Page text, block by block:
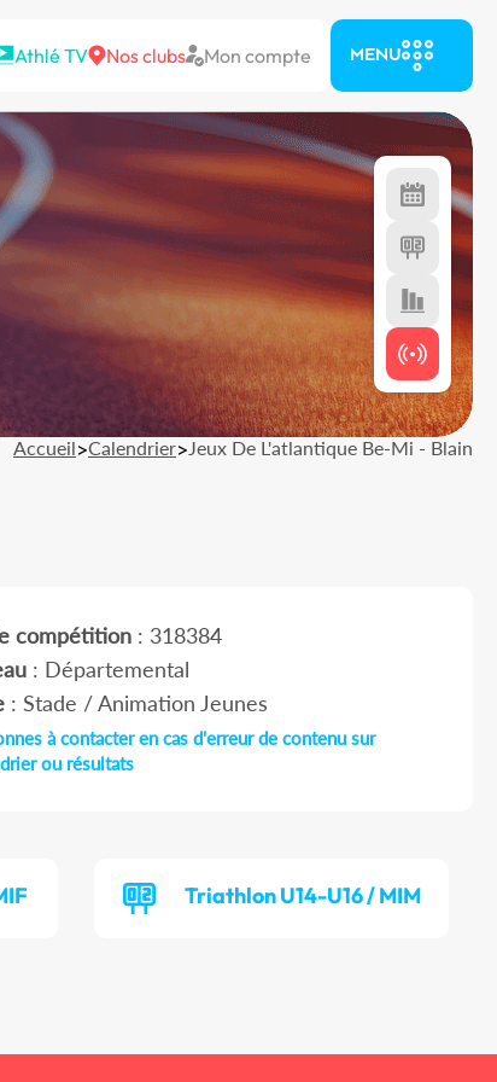
Athlé TV Nos clubs Mon compte MENU
Accueil>Calendrier>Jeux De L'atlantique Be-Mi - Blain
compétition: 318384
: Départemental
: Stade / Animation Jeunes
à contacter en cas d'erreur de contenu sur
ou résultats
Triathlon U14-U16 / MIM